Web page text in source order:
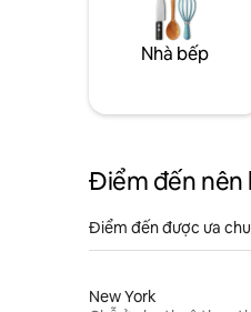
Nhà bếp
Điểm đến nên
Điểm đến được ưa
New York